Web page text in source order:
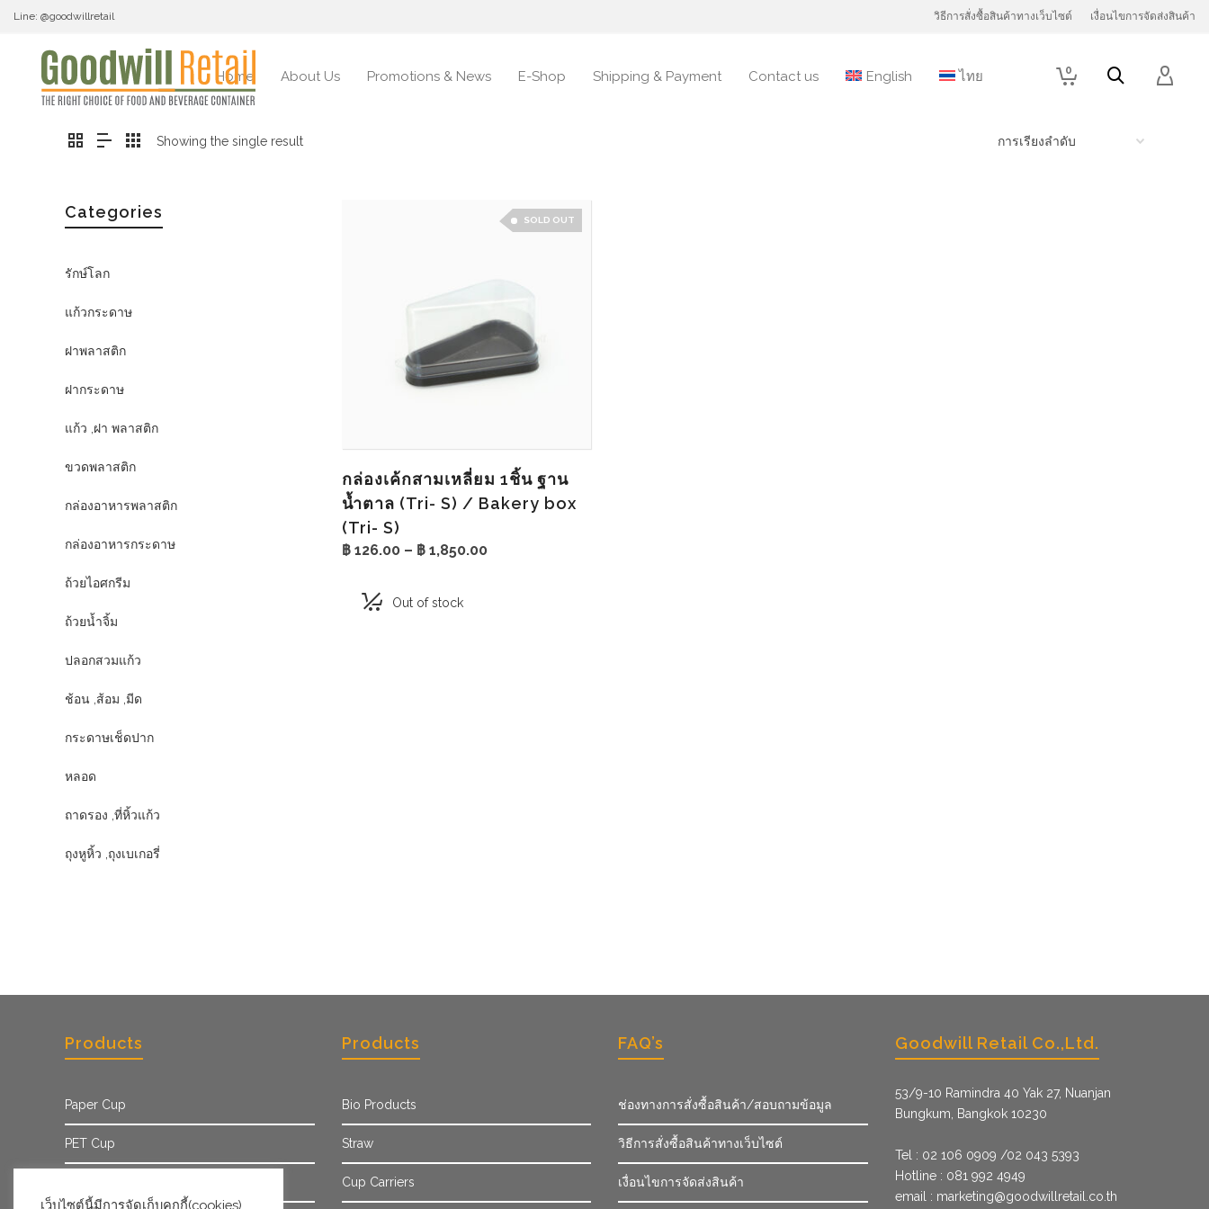
Line: @goodwillretail วิธีการสั่งซื้อสินค้าทางเว็บไซต์ เงื่อนไขการจัดส่งสินค้า
Home About Us Promotions & News E-Shop Shipping & Payment Contact us English ไทย 0
Showing the single result
SOLD OUT
กล่องเค้กสามเหลี่ยม 1ชิ้น ฐาน
น้ำตาล (Tri- S) / Bakery box
(Tri- S)
฿126.00 – ฿1,850.00Price
Out of stock
Categories
รักษ์โลก
แก้วกระดาษ
ฝาพลาสติก
ฝากระดาษ
แก้ว ,ฝา พลาสติก
ขวดพลาสติก
กล่องอาหารพลาสติก
กล่องอาหารกระดาษ
ถ้วยไอศกรีม
ถ้วยน้ำจิ้ม
ปลอกสวมแก้ว
ช้อน ,ส้อม ,มีด
กระดาษเช็ดปาก
หลอด
ถาดรอง ,ที่หิ้วแก้ว
ถุงหูหิ้ว ,ถุงเบเกอรี่
Products
Paper Cup
PET Cup
Products
Bio Products
Straw
Cup Carriers
FAQ’s
ช่องทางการสั่งซื้อสินค้า/สอบถามข้อมูล
วิธีการสั่งซื้อสินค้าทางเว็บไซต์
เงื่อนไขการจัดส่งสินค้า
Goodwill Retail Co.,Ltd.
53/9­-10 Ramindra 40 Yak 27, Nuanjan
Bungkum, Bangkok 10230
Tel : 02 106 0909 /02 043 5393
Hotline : 081 992 4949
email : marketing@goodwillretail.co.th
เว็บไซต์นี้มีการจัดเก็บคุกกี้(cookies)